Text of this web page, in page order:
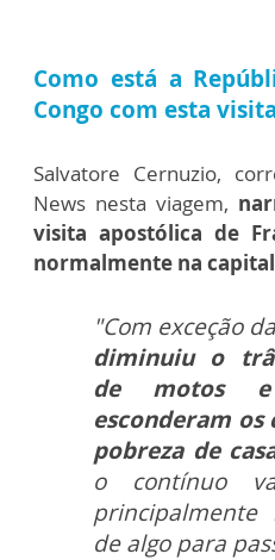
Como está a
Congo com esta
Salvatore Cernuzio,
News nesta viagem,
visita apostólica de
normalmente na capital
"Com exceção
diminuiu o
de motos
esconderam
pobreza de
o contínuo
principalmente
de algo para